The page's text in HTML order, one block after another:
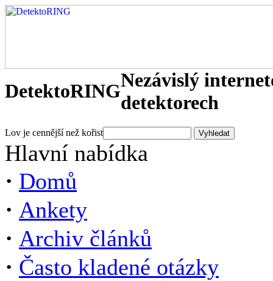
DetektoRINGNezávislý
detektorech
Lov je cennější než kořist
Hlavní nabídka
· Domů
· Ankety
· Archiv článků
· Často kladené otázky